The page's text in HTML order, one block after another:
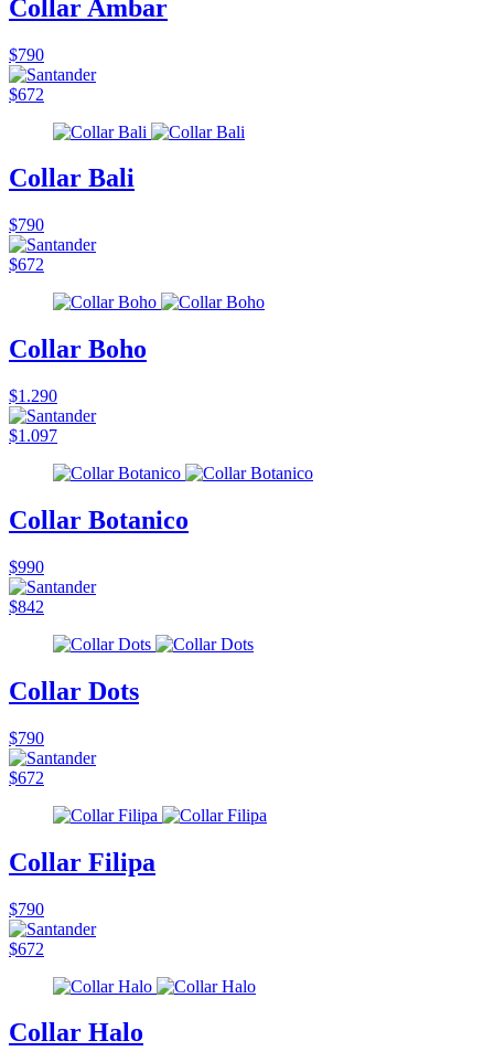
Collar Ambar
$790
$672
Collar Bali
$790
$672
Collar Boho
$1.290
$1.097
Collar Botanico
$990
$842
Collar Dots
$790
$672
Collar Filipa
$790
$672
Collar Halo